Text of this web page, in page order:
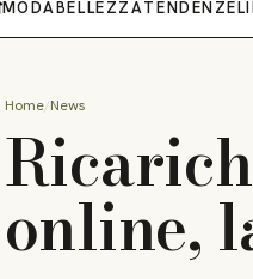
MODABELLEZZATENDENZE
Home News
online,